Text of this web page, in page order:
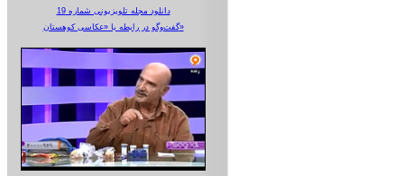
دانلود مجله تلویزیونی شماره 19
گفت‌وگو در رابطه با «عکاسی کوهستان»